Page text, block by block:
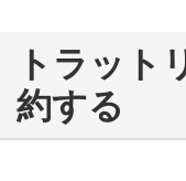
トラット
約する